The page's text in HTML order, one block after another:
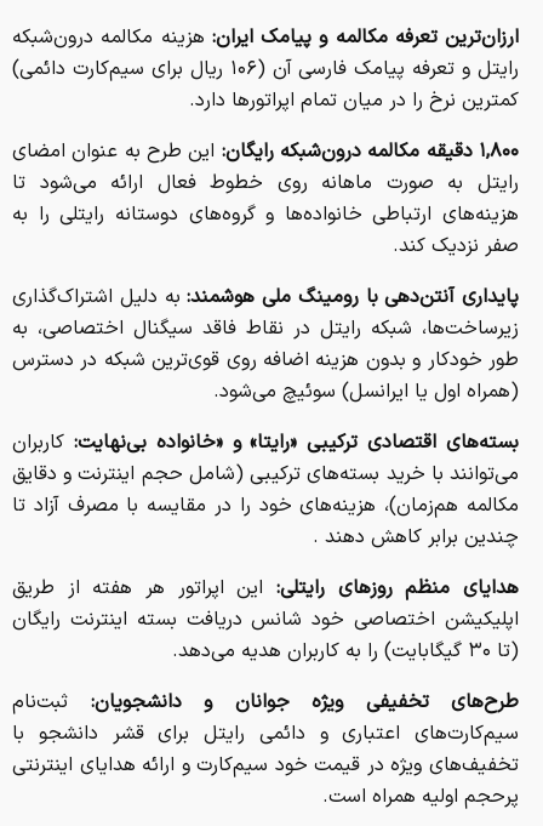
ارزان‌ترین تعرفه مکالمه و پیامک ایران: هزینه مکالمه درون‌شبکه
رایتل و تعرفه پیامک فارسی آن (۱۰۶ ریال برای سیم‌کارت دائمی)
کمترین نرخ را در میان تمام اپراتورها دارد.
۱,۸۰۰ دقیقه مکالمه درون‌شبکه رایگان:
این طرح به عنوان امضای
رایتل به صورت ماهانه روی خطوط فعال ارائه می‌شود تا
هزینه‌های ارتباطی خانواده‌ها و گروه‌های دوستانه رایتلی را به
صفر نزدیک کند.
پایداری آنتن‌دهی با رومینگ ملی هوشمند:به دلیل اشتراک‌گذاری
زیرساخت‌ها، شبکه رایتل در نقاط فاقد سیگنال اختصاصی، به
طور خودکار و بدون هزینه اضافه روی قوی‌ترین شبکه در دسترس
(همراه اول یا ایرانسل) سوئیچ می‌شود.
بسته‌های اقتصادی ترکیبی «رایتا» و «خانواده بی‌نهایت: کاربران
می‌توانند با خرید بسته‌های ترکیبی (شامل حجم اینترنت و دقایق
مکالمه هم‌زمان)، هزینه‌های خود را در مقایسه با مصرف آزاد تا
چندین برابر کاهش دهند .
هدایای منظم روزهای رایتلی: این اپراتور هر هفته از طریق
اپلیکیشن اختصاصی خود شانس دریافت بسته اینترنت رایگان
(تا ۳۰ گیگابایت) را به کاربران هدیه می‌دهد.
طرح‌های تخفیفی ویژه جوانان و دانشجویان: ثبت‌نام
سیم‌کارت‌های اعتباری و دائمی رایتل برای قشر دانشجو با
تخفیف‌های ویژه در قیمت خود سیم‌کارت و ارائه هدایای اینترنتی
پرحجم اولیه همراه است.